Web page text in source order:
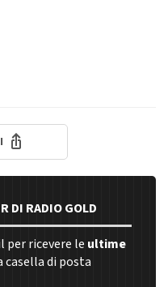
DI RADIO GOLD
per ricevere le ultime
di posta